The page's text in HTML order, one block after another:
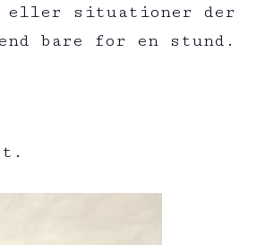
eller situationer der
bare for en stund.